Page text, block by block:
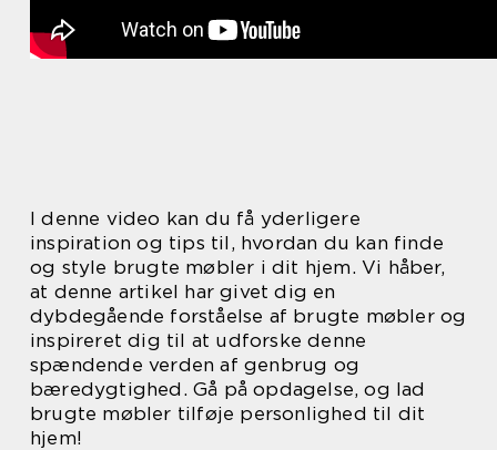
I denne video kan du få yderligere
inspiration og tips til, hvordan du kan finde
og style brugte møbler i dit hjem. Vi håber,
at denne artikel har givet dig en
dybdegående forståelse af brugte møbler og
inspireret dig til at udforske denne
spændende verden af genbrug og
bæredygtighed. Gå på opdagelse, og lad
brugte møbler tilføje personlighed til dit
hjem!